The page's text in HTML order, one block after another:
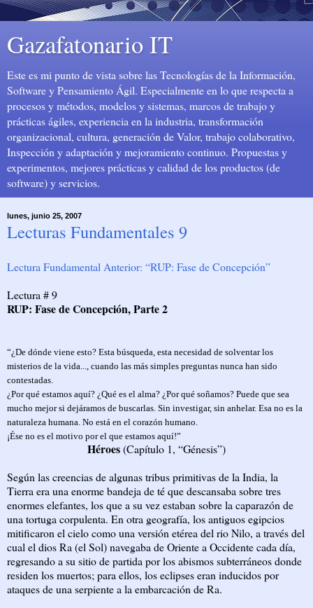
Gazafatonario IT
Este es mi punto de vista sobre las Tecnologías de la Información,
Software y Pensamiento Ágil. Especialmente en lo que respecta a
procesos y métodos, modelos y sistemas, marcos de trabajo y
prácticas ágiles, experiencia en la industria, transformación
organizacional, cultura, generación de Valor, trabajo colaborativo,
Inspección y adaptación y mejoramiento continuo. Propuestas y
experimentos, mejores prácticas y calidad de los productos (de
software) y servicios.
lunes, junio 25, 2007
Lecturas Fundamentales 9
Lectura Fundamental Anterior: “RUP: Fase de Concepción”
Lectura # 9
RUP: Fase de Concepción, Parte 2
“¿De dónde viene esto? Esta búsqueda, esta necesidad de solventar los
misterios de la vida..., cuando las más simples preguntas nunca han sido
contestadas.
¿Por qué estamos aquí? ¿Qué es el alma? ¿Por qué soñamos? Puede que sea
mucho mejor si dejáramos de buscarlas. Sin investigar, sin anhelar. Esa no es la
naturaleza humana. No está en el corazón humano.
¡Ése no es el motivo por el que estamos aquí!”
Héroes(Capítulo 1, “Génesis”)
Según las creencias de algunas tribus primitivas de la India, la
Tierra era una enorme bandeja de té que descansaba sobre tres
enormes elefantes, los que a su vez estaban sobre la caparazón de
una tortuga corpulenta. En otra geografía, los antiguos egipcios
mitificaron el cielo como una versión etérea del rio Nilo, a través del
cual el dios Ra (el Sol) navegaba de Oriente a Occidente cada día,
regresando a su sitio de partida por los abismos subterráneos donde
residen los muertos; para ellos, los eclipses eran inducidos por
ataques de una serpiente a la embarcación de Ra.